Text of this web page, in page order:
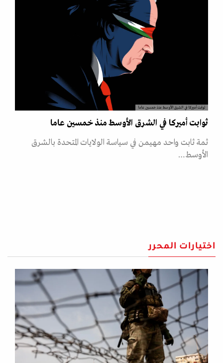
ثوابت أميركا في الشرق الأوسط منذ خمسين عاما
ثوابت أميركا في الشرق الأوسط منذ خمسين عاما
ثمة ثابت واحد مهيمن في سياسة الولايات المتحدة بالشرق
الأوسط…
اختيارات المحرر